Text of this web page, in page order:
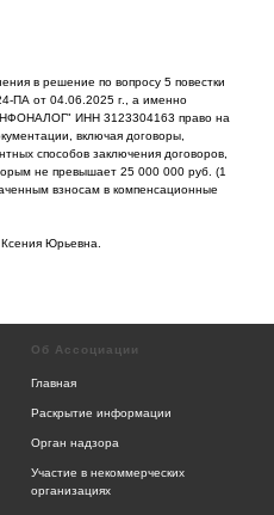
в решение по вопросу 5 повестки
ПА от 04.06.2025 г., а именно
ИНН 3123304163 право на
включая договоры,
способов заключения договоров,
не превышает 25 000 000 руб. (1
взносам в компенсационные
Юрьевна.
Об Ассоциации
Главная
Раскрытие информации
Орган надзора
Участие в некоммерческих
организациях